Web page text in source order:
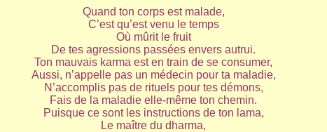
Quand ton corps est malade,
C’est qu’est venu le temps
Où mûrit le fruit
De tes agressions passées envers autrui.
Ton mauvais karma est en train de se consumer,
Aussi, n’appelle pas un médecin pour ta maladie,
N’accomplis pas de rituels pour tes démons,
Fais de la maladie elle-même ton chemin.
Puisque ce sont les instructions de ton lama,
Le maître du dharma,